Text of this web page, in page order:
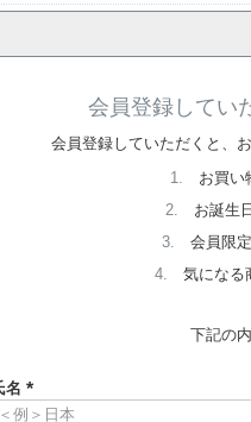
会員登録してい
会員登録していただくと、
お買い
お誕生
会員限
気になる
下記の
名
(